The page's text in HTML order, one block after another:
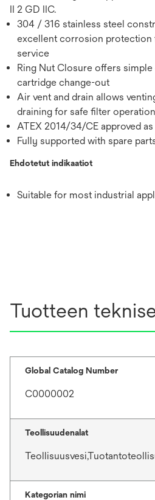
II 2 GD IIC.
304 / 316 stainless steel
excellent corrosion protection
service
Ring Nut Closure offers
cartridge change-out
Air vent and drain allows
draining for safe filter operation
ATEX 2014/34/CE approved
Fully supported with spare
Ehdotetut indikaatiot
Suitable for most industrial
Tuotteen
Global Catalog Number
C0000002
Teollisuudenalat
Kategorian nimi